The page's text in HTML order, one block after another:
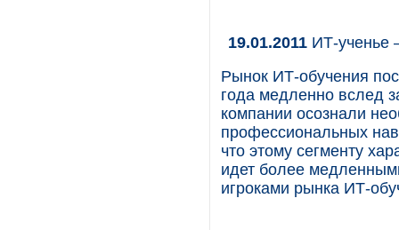
19.01.2011 ИТ-ученье
Рынок ИТ-обучения
года медленно вслед
компании осознали
профессиональных
что этому сегменту
идет более
игроками рынка ИТ-